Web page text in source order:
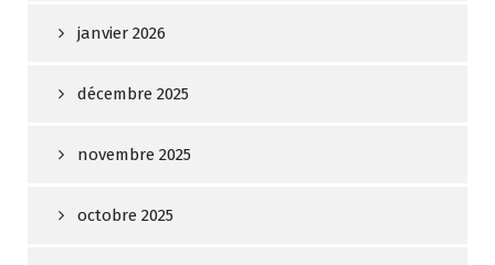
janvier 2026
décembre 2025
novembre 2025
octobre 2025